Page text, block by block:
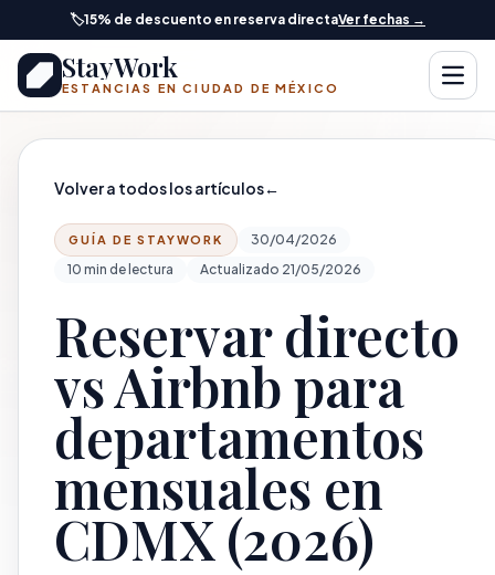
Saltar al contenido principal
🏷️15% de descuento en reserva directaVer fechas →
StayWork
ESTANCIAS EN CIUDAD DE MÉXICO Abrir
Volver a todos los artículos←
GUÍA DE STAYWORK
30/04/2026
10 min de lectura
Actualizado 21/05/2026
Reservar directo
vs Airbnb para
departamentos
mensuales en
CDMX (2026)